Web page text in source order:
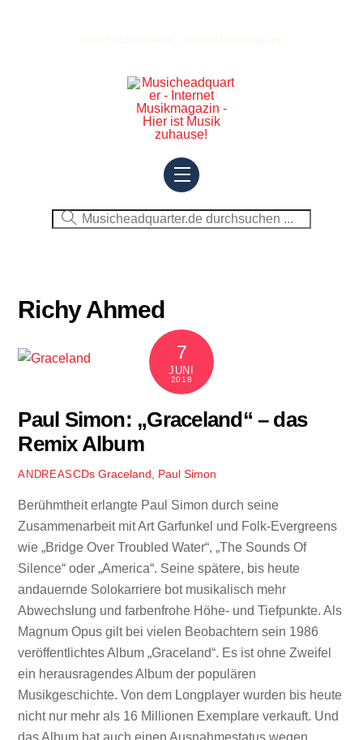
Menu
Richy Ahmed
7
JUNI
2018
Paul Simon: „Graceland“ – das
Remix Album
ANDREASCDs Graceland Paul Simon
Berühmtheit erlangte Paul Simon durch seine
Zusammenarbeit mit Art Garfunkel und Folk-Evergreens
wie „Bridge Over Troubled Water“, „The Sounds Of
Silence“ oder „America“. Seine spätere, bis heute
andauernde Solokarriere bot musikalisch mehr
Abwechslung und farbenfrohe Höhe- und Tiefpunkte. Als
Magnum Opus gilt bei vielen Beobachtern sein 1986
veröffentlichtes Album „Graceland“. Es ist ohne Zweifel
ein herausragendes Album der populären
Musikgeschichte. Von dem Longplayer wurden bis heute
nicht nur mehr als 16 Millionen Exemplare verkauft. Und
das Album hat auch einen Ausnahmestatus wegen